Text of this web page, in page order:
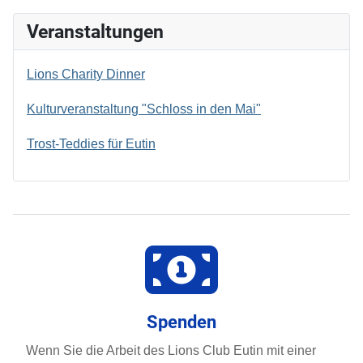
Veranstaltungen
Lions Charity Dinner
Kulturveranstaltung "Schloss in den Mai"
Trost-Teddies für Eutin
Spenden
Wenn Sie die Arbeit des Lions Club Eutin mit einer